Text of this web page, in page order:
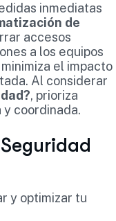
inmediatas
de
accesos
a los equipos
el impacto
Al considerar
, prioriza
coordinada.
y optimizar tu